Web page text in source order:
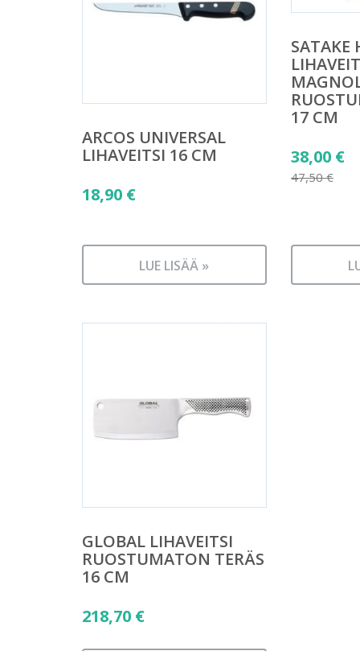
ARCOS UNIVERSAL
LIHAVEITSI 16 CM
18,90 €
LUE LISÄÄ »
SATAKE
17 CM
47,50€
hinta
38,00 €
on:
GLOBAL LIHAVEITSI
RUOSTUMATON TERÄS
16 CM
218,70 €